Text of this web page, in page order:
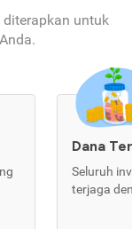
untuk
Dana
Seluruh
terjaga